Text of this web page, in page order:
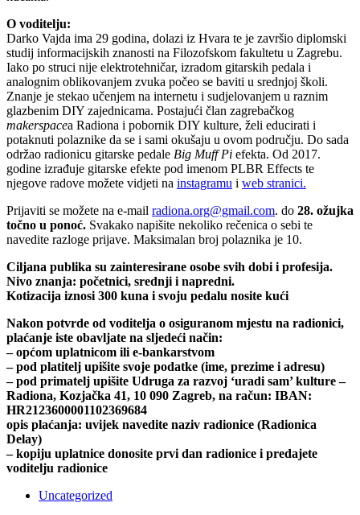
O voditelju:
Darko Vajda ima 29 godina, dolazi iz Hvara te je završio diplomski
studij informacijskih znanosti na Filozofskom fakultetu u Zagrebu.
Iako po struci nije elektrotehničar, izradom gitarskih pedala i
analognim oblikovanjem zvuka počeo se baviti u srednjoj školi.
Znanje je stekao učenjem na internetu i sudjelovanjem u raznim
glazbenim DIY zajednicama. Postajući član zagrebačkog
makerspacea Radiona i pobornik DIY kulture, želi educirati i
potaknuti polaznike da se i sami okušaju u ovom području. Do sada
održao radionicu gitarske pedale Big Muff Pi efekta. Od 2017.
godine izrađuje gitarske efekte pod imenom PLBR Effects te
njegove radove možete vidjeti na instagramu i web stranici.
Prijaviti se možete na e-mail radiona.org@gmail.com. do 28. ožujka
točno u ponoć. Svakako napišite nekoliko rečenica o sebi te
navedite razloge prijave. Maksimalan broj polaznika je 10.
Ciljana publika su zainteresirane osobe svih dobi i profesija.
Nivo znanja: početnici, srednji i napredni.
Kotizacija iznosi 300 kuna i svoju pedalu nosite kući
Nakon potvrde od voditelja o osiguranom mjestu na radionici,
plaćanje iste obavljate na sljedeći način:
– općom uplatnicom ili e-bankarstvom
– pod platitelj upišite svoje podatke (ime, prezime i adresu)
– pod primatelj upišite Udruga za razvoj ‘uradi sam’ kulture –
Radiona, Kozjačka 41, 10 090 Zagreb, na račun: IBAN:
HR2123600001102369684
opis plaćanja: uvijek navedite naziv radionice (Radionica
Delay)
– kopiju uplatnice donosite prvi dan radionice i predajete
voditelju radionice
Uncategorized